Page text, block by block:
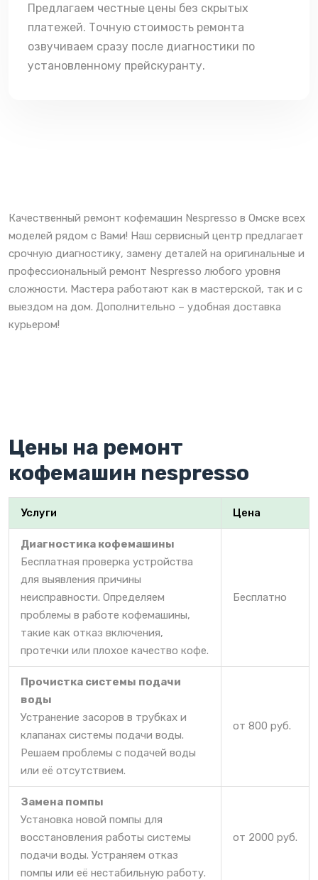
Предлагаем честные цены без скрытых
платежей. Точную стоимость ремонта
озвучиваем сразу после диагностики по
установленному прейскуранту.
Качественный ремонт кофемашин Nespresso в Омске всех
моделей рядом с Вами! Наш сервисный центр предлагает
срочную диагностику, замену деталей на оригинальные и
профессиональный ремонт Nespresso любого уровня
сложности. Мастера работают как в мастерской, так и с
выездом на дом. Дополнительно – удобная доставка
курьером!
Цены на ремонт
кофемашин nespresso
Услуги Цена
Диагностика кофемашины
Бесплатная проверка устройства
для выявления причины
неисправности. Определяем
проблемы в работе кофемашины,
такие как отказ включения,
протечки или плохое качество кофе.
Бесплатно
Прочистка системы подачи
воды
Устранение засоров в трубках и
клапанах системы подачи воды.
Решаем проблемы с подачей воды
или её отсутствием.
от 800 руб.
Замена помпы
Установка новой помпы для
восстановления работы системы
подачи воды. Устраняем отказ
помпы или её нестабильную работу.
от 2000 руб.